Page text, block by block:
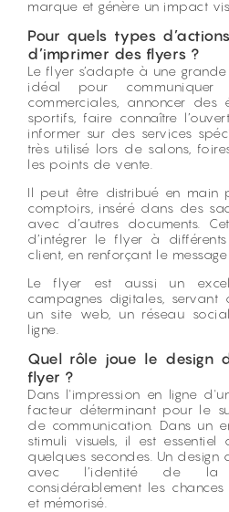
marque et génère un impact
Pour quels types
d’imprimer des flyers ?
Le flyer s’adapte à une grande
idéal pour communiquer
commerciales, annoncer des
sportifs, faire connaître
informer sur des services
très utilisé lors de salons,
les points de vente.
Il peut être distribué en main
comptoirs, inséré dans des
avec d’autres documents.
d’intégrer le flyer à
client, en renforçant le
Le flyer est aussi un
campagnes digitales,
un site web, un réseau
ligne.
Quel rôle joue le design
flyer ?
Dans l'impression en ligne
facteur déterminant pour le
de communication. Dans un
stimuli visuels, il est essentiel
quelques secondes. Un design
avec l’identité de la
considérablement les
et mémorisé.